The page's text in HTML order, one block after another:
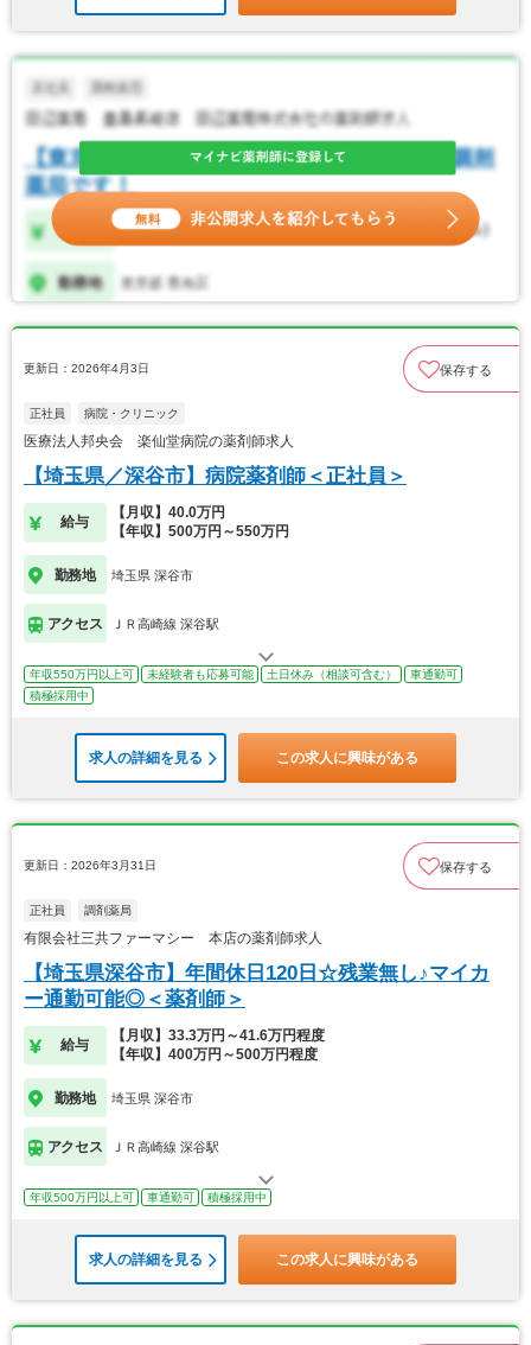
更新日：2026年4月3日 保存する
正社員 病院・クリニック
医療法人邦央会 楽仙堂病院の薬剤師求人
【埼玉県／深谷市】病院薬剤師＜正社員＞
給与
【月収】40.0万円
【年収】500万円～550万円
勤務地 埼玉県 深谷市
アクセス ＪＲ高崎線 深谷駅
年収550万円以上可 未経験者も応募可能 土日休み（相談可含む）
車通勤可
積極採用中
求人の詳細を見る この求人に興味がある
更新日：2026年3月31日 保存する
正社員 調剤薬局
有限会社三共ファーマシー 本店の薬剤師求人
【埼玉県深谷市】年間休日120日☆残業無し♪マイカ
ー通勤可能◎＜薬剤師＞
給与
【月収】33.3万円～41.6万円程度
【年収】400万円～500万円程度
勤務地 埼玉県 深谷市
アクセス ＪＲ高崎線 深谷駅
年収500万円以上可 車通勤可 積極採用中
求人の詳細を見る この求人に興味がある